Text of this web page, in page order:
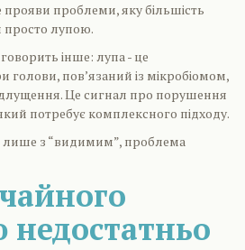
прояви проблеми, яку більшість
просто лупою.
інше: лупа - це
голови, пов’язаний із мікробіомом,
Це сигнал про порушення
потребує комплексного підходу.
з “видимим”, проблема